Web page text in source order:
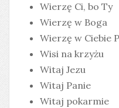
Wierzę Ci, bo Ty
Wierzę w Boga
Wierzę w Ciebie
Wisi na krzyżu
Witaj Jezu
Witaj Panie
Witaj pokarmie